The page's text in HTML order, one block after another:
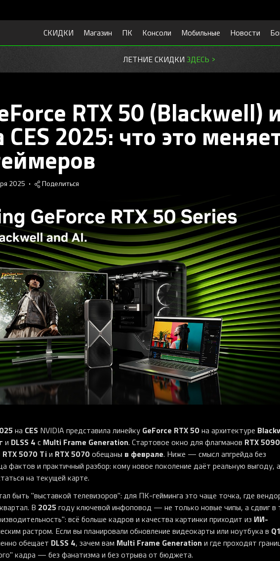
СКИДКИ Магазин ПК Консоли Мобильные Новости
ЛЕТНИЕ СКИДКИ ЗДЕСЬ >
RTX 50 (Blackwell)
CES 2025: что это
2025 • Поделиться
на CES NVIDIA представила линейку GeForce RTX 50на архитектуре
и DLSS 4 с Multi Frame Generation. Стартовое окно для флагманов RTX 5090
RTX 5070 Tiи RTX 5070обещаны в феврале. Ниже — смысл апгрейда без
фактов и практичный разбор: кому новое поколение даёт реальную выгоду,
на текущей карте.
быть "выставкой телевизоров": для ПК-гейминга это чаще точка, где
В 2025 году ключевой инфоповод — не только новые чипы, а сдвиг в
всё больше кадров и качества картинки приходит из ИИ-
растром. Если вы планировали обновление видеокарты или ноутбука в Q1
обещает DLSS 4, зачем вам Multi Frame Generation и где проходят
кадра — без фанатизма и без отрыва от бюджета.